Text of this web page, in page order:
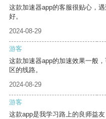
这款加速器app的客服很贴心，
好。
2024-08-29
游客
这款加速器app的加速效果一般
区的线路。
2024-08-29
游客
这款app是我学习路上的良师益